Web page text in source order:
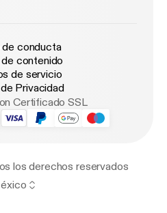
conducta
contenido
de servicio
Privacidad
Certificado SSL
los derechos reservados